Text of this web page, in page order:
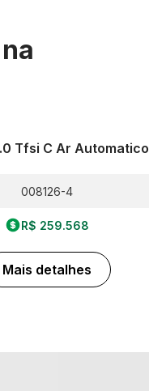
na
Tfsi C Ar Automatico
008126-4
R$ 259.568
Mais detalhes